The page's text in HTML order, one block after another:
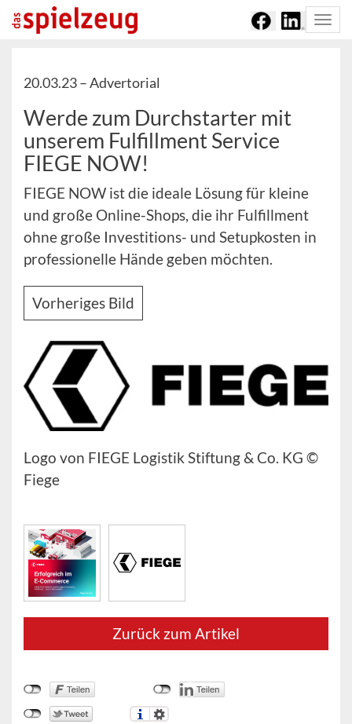
20.03.23 –Advertorial
Werde zum Durchstarter mit
unserem Fulfillment Service
FIEGE NOW!
FIEGE NOW ist die ideale Lösung für kleine
und große Online-Shops, die ihr Fulfillment
ohne große Investitions- und Setupkosten in
professionelle Hände geben möchten.
Vorheriges Bild
Logo von FIEGE Logistik Stiftung & Co. KG ©
Fiege
Zurück zum Artikel